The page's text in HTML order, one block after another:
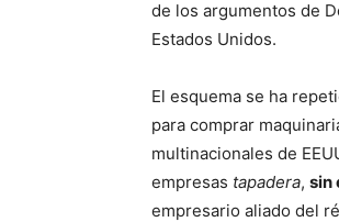
de los argumentos de
Estados Unidos.
El esquema se ha
para comprar
multinacionales de
empresas tapadera, sin
empresario aliado del